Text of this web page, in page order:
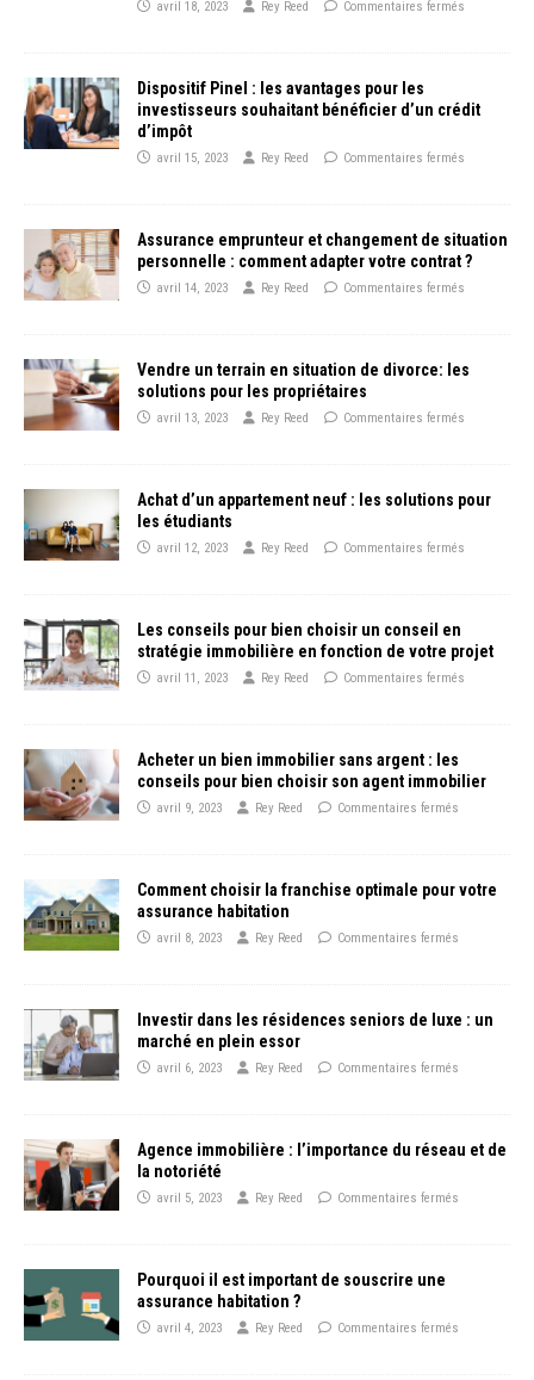
avril 18, 2023 Rey Reed Commentaires fermés
Dispositif Pinel : les avantages pour les
investisseurs souhaitant bénéficier d’un crédit
d’impôt
avril 15, 2023 Rey Reed Commentaires fermés
Assurance emprunteur et changement de situation
personnelle : comment adapter votre contrat ?
avril 14, 2023 Rey Reed Commentaires fermés
Vendre un terrain en situation de divorce: les
solutions pour les propriétaires
avril 13, 2023 Rey Reed Commentaires fermés
Achat d’un appartement neuf : les solutions pour
les étudiants
avril 12, 2023 Rey Reed Commentaires fermés
Les conseils pour bien choisir un conseil en
stratégie immobilière en fonction de votre projet
avril 11, 2023 Rey Reed Commentaires fermés
Acheter un bien immobilier sans argent : les
conseils pour bien choisir son agent immobilier
avril 9, 2023 Rey Reed Commentaires fermés
Comment choisir la franchise optimale pour votre
assurance habitation
avril 8, 2023 Rey Reed Commentaires fermés
Investir dans les résidences seniors de luxe : un
marché en plein essor
avril 6, 2023 Rey Reed Commentaires fermés
Agence immobilière : l’importance du réseau et de
la notoriété
avril 5, 2023 Rey Reed Commentaires fermés
Pourquoi il est important de souscrire une
assurance habitation ?
avril 4, 2023 Rey Reed Commentaires fermés